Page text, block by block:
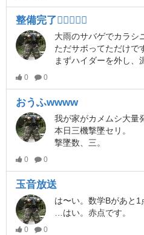
整備完了
ただサボってただけで
まずハイダーを外し、泥を拭き、フロントサイトも外
0 0
おうふwwww
我が家がカメムシ大量
本日三機撃墜セリ。
撃墜数、三。
0 0
玉音放送
…はい。赤点です。
0 0